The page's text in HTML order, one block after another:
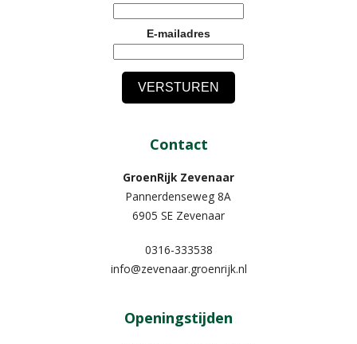
E-mailadres
Contact
GroenRijk Zevenaar​
Pannerdenseweg 8A
6905 SE Zevenaar
0316-333538
info@zevenaar.groenrijk.nl
Openingstijden